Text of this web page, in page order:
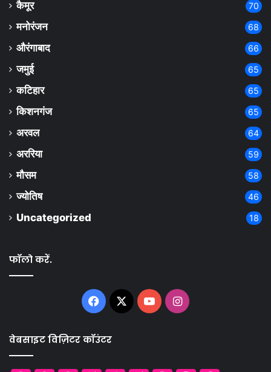
कैमूर 70
मनोरंजन 68
औरंगाबाद 66
जमुई 65
कटिहार 65
किशनगंज 65
अरवल 64
अररिया 59
मौसम 58
ज्योतिष 46
Uncategorized 18
फॉलो करें.
Facebook
X YouTubeInstagram
वेबसाइट विज़िटर कॉउंटर